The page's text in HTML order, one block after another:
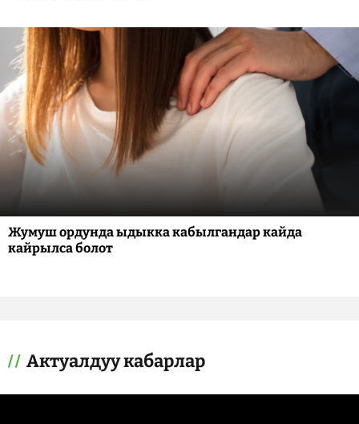
Жумуш ордунда ыдыкка кабылгандар кайда
кайрылса болот
Актуалдуу кабарлар